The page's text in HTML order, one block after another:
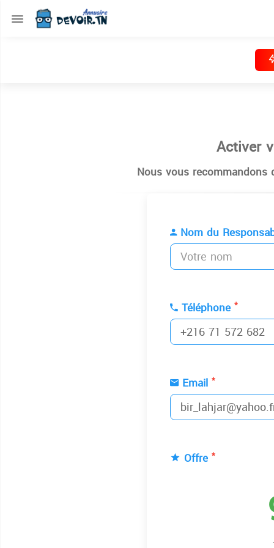
Activer
Nous vous
Nom du
Téléphone *
Email *
Offre *